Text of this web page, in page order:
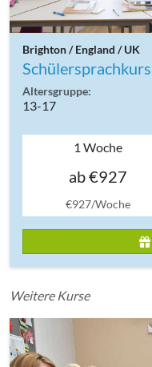
Brighton / England / UK
Schülersprachkurs
Altersgruppe:
13-17
1 Woche
ab €927
€927/Woche
Weitere Kurse